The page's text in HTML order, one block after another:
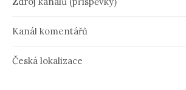
Kanál komentářů
Česká lokalizace